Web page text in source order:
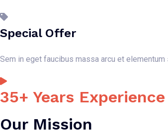
Special Offer
Sem in eget faucibus massa arcu et
35+ Years
Our Mission